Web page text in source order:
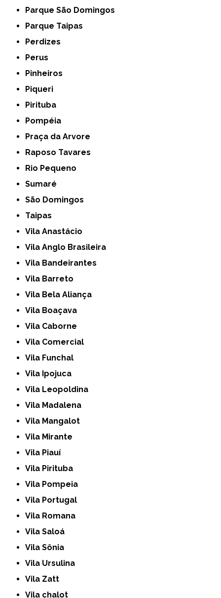
Parque São Domingos
Parque Taipas
Perdizes
Perus
Pinheiros
Piqueri
Pirituba
Pompéia
Praça da Arvore
Raposo Tavares
Rio Pequeno
Sumaré
São Domingos
Taipas
Vila Anastácio
Vila Anglo Brasileira
Vila Bandeirantes
Vila Barreto
Vila Bela Aliança
Vila Boaçava
Vila Caborne
Vila Comercial
Vila Funchal
Vila Ipojuca
Vila Leopoldina
Vila Madalena
Vila Mangalot
Vila Mirante
Vila Piauí
Vila Pirituba
Vila Pompeia
Vila Portugal
Vila Romana
Vila Saloá
Vila Sônia
Vila Ursulina
Vila Zatt
Vila chalot